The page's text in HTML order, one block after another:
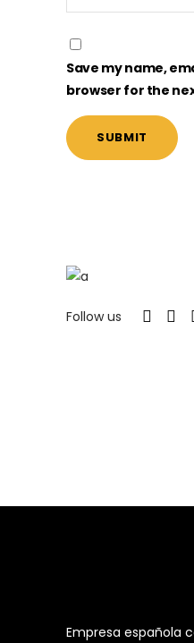
Save my name,
browser for the
Follow us
Empresa española